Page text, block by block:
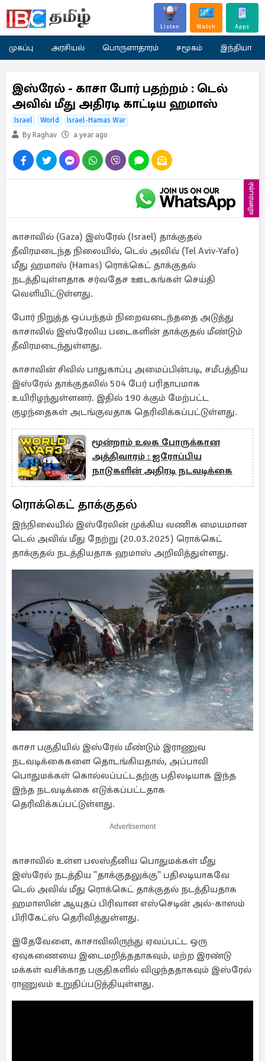
Listen Watch Apps
முகப்பு அரசியல் பொருளாதாரம் சமூகம் இந்தியா
இஸ்ரேல் - காசா போர் பதற்றம் : டெல்
அவிவ் மீது அதிரடி காட்டிய ஹமாஸ்
Israel World
Israel-Hamas War
By Raghav
a year ago
விளம்பரம்
காசாவில் (Gaza) இஸ்ரேல் (Israel) தாக்குதல்
தீவிரமடைந்த நிலையில், டெல் அவிவ் (Tel Aviv-Yafo)
மீது ஹமாஸ் (Hamas) ரொக்கெட் தாக்குதல்
நடத்தியுள்ளதாக சர்வதேச ஊடகங்கள் செய்தி
வெளியிட்டுள்ளது.
போர் நிறுத்த ஒப்பந்தம் நிறைவடைந்ததை அடுத்து
காசாவில் இஸ்ரேலிய படைகளின் தாக்குதல் மீண்டும்
தீவிரமடைந்துள்ளது.
காசாவின் சிவில் பாதுகாப்பு அமைப்பின்படி, சமீபத்திய
இஸ்ரேல் தாக்குதலில் 504 பேர் பரிதாபமாக
உயிரிழந்துள்ளனர். இதில் 190 க்கும் மேற்பட்ட
குழந்தைகள் அடங்குவதாக தெரிவிக்கப்பட்டுள்ளது.
மூன்றாம் உலக போருக்கான
அத்திவாரம் : ஐரோப்பிய
நாடுகளின் அதிரடி நடவடிக்கை
ரொக்கெட் தாக்குதல்
இந்நிலையில் இஸ்ரேலின் முக்கிய வணிக மையமான
டெல் அவிவ் மீது நேற்று (20.03.2025) ரொக்கெட்
தாக்குதல் நடத்தியதாக ஹமாஸ் அறிவித்துள்ளது.
காசா பகுதியில் இஸ்ரேல் மீண்டும் இராணுவ
நடவடிக்கைகளை தொடங்கியதால், அப்பாவி
பொதுமக்கள் கொல்லப்பட்டதற்கு பதிலடியாக இந்த
இந்த நடவடிக்கை எடுக்கப்பட்டதாக
தெரிவிக்கப்பட்டுள்ளது.
Advertisement
காசாவில் உள்ள பலஸ்தீனிய பொதுமக்கள் மீது
இஸ்ரேல் நடத்திய "தாக்குதலுக்கு" பதிலடியாகவே
டெல் அவிவ் மீது ரொக்கெட் தாக்குதல் நடத்தியதாக
ஹமாஸின் ஆயுதப் பிரிவான எஸ்செடின் அல்-காஸம்
பிரிகேட்ஸ் தெரிவித்துள்ளது.
இதேவேளை, காசாவிலிருந்து ஏவப்பட்ட ஒரு
ஏவுகணையை இடைமறித்ததாகவும், மற்ற இரண்டு
மக்கள் வசிக்காத பகுதிகளில் விழுந்ததாகவும் இஸ்ரேல்
ராணுவம் உறுதிப்படுத்தியுள்ளது.